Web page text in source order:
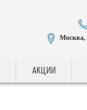
Москва,
АКЦИИ